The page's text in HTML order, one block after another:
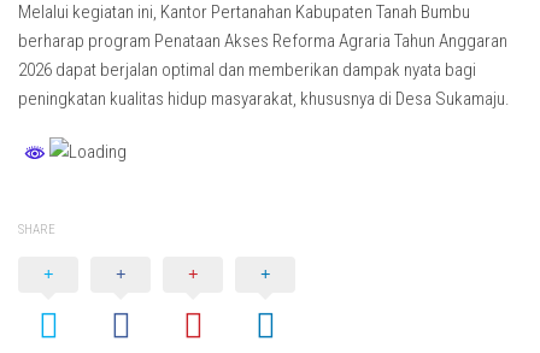
Melalui kegiatan ini, Kantor Pertanahan Kabupaten Tanah Bumbu
berharap program Penataan Akses Reforma Agraria Tahun Anggaran
2026 dapat berjalan optimal dan memberikan dampak nyata bagi
peningkatan kualitas hidup masyarakat, khususnya di Desa Sukamaju.
SHARE